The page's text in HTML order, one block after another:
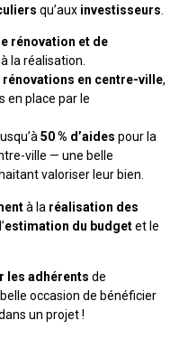
qu’aux investisseurs
rénovation et de
la réalisation.
rénovations en centre-ville,
en place par le
50 % d’aides pour la
ville — une belle
valoriser leur bien.
à la réalisation des
estimation du budgetet le
les adhérents de
occasion de bénéficier
un projet !